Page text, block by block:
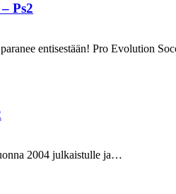
Ps2
entisestään! Pro Evolution
2004 julkaistulle ja…